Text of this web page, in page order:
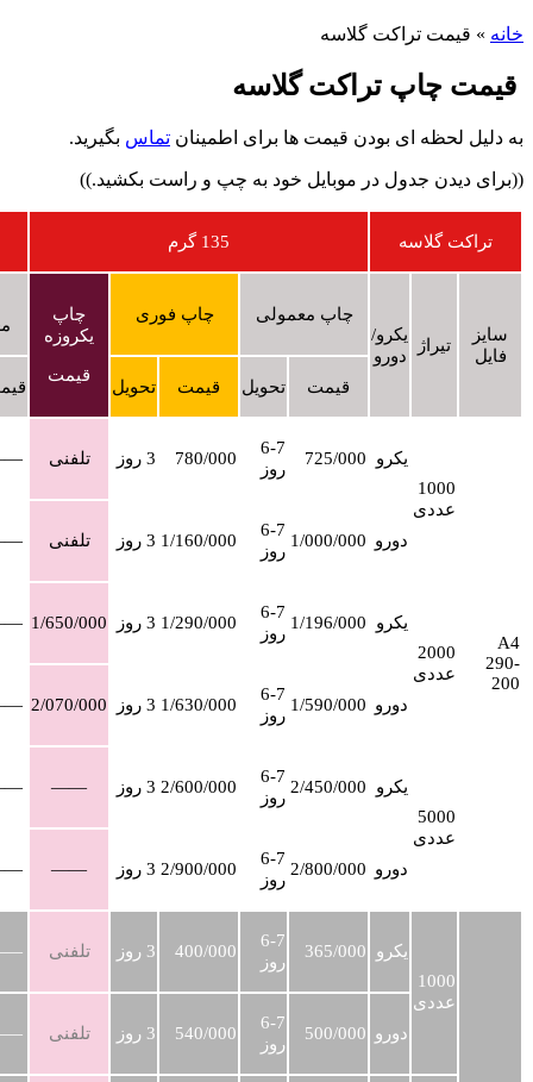
خانه » قیمت تراکت گلاسه
قیمت چاپ تراکت گلاسه
به دلیل لحظه ای بودن قیمت ها برای اطمینان تماس بگیرید.
((برای دیدن جدول در موبایل خود به چپ و راست بکشید.))
تراکت گلاسه 135 گرم
سایز
فایل
تیراژ
یکرو/
دورو
چاپ معمولی چاپ فوری
چاپ
یکروزه
قیمت
قیمت تحویل قیمت تحویل
A4
290-
200
1000
عددی
یکرو 725/000
6-7
روز
780/000 3 روز تلفنی
دورو 1/000/000
6-7
روز
1/160/000 3 روز تلفنی
2000
عددی
یکرو 1/196/000
6-7
روز
1/290/000 3 روز 1/650/000
دورو 1/590/000
6-7
روز
1/630/000 3 روز 2/070/000
5000
عددی
یکرو 2/450/000
6-7
روز
2/600/000 3 روز ——
دورو 2/800/000
6-7
روز
2/900/000 3 روز ——
1000
عددی
یکرو 365/000
6-7
روز
400/000 3 روز تلفنی
دورو 500/000
6-7
روز
540/000 3 روز تلفنی